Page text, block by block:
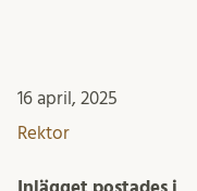
16 april, 2025
Rektor